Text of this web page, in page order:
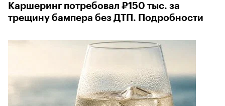
Каршеринг потребовал ₽150 тыс. за
трещину бампера без ДТП. Подробности